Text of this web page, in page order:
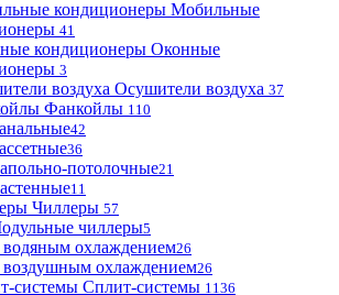
Мобильные
41
Оконные
3
Осушители воздуха 37
Фанкойлы 110
42
36
потолочные21
11
Чиллеры 57
чиллеры5
охлаждением26
охлаждением26
Сплит-системы 1136